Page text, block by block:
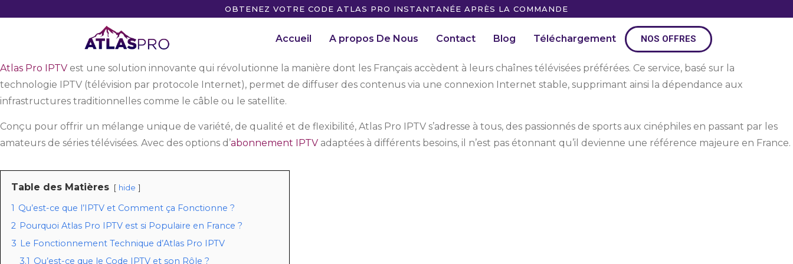
OBTENEZ VOTRE CODE ATLAS PRO INSTANTANÉE APRÈS LA COMMANDE
Accueil A propos De Nous Contact Blog Téléchargement NOS OFFRES
Atlas Pro IPTV est une solution innovante qui révolutionne la manière dont les Français accèdent à leurs chaînes télévisées préférées. Ce service, basé sur la
technologie IPTV (télévision par protocole Internet), permet de diffuser des contenus via une connexion Internet stable, supprimant ainsi la dépendance aux
infrastructures traditionnelles comme le câble ou le satellite.
Conçu pour offrir un mélange unique de variété, de qualité et de flexibilité, Atlas Pro IPTV s’adresse à tous, des passionnés de sports aux cinéphiles en passant par les
amateurs de séries télévisées. Avec des options d’abonnement IPTV adaptées à différents besoins, il n’est pas étonnant qu’il devienne une référence majeure en France.
Table des Matières hide
1 Qu’est-ce que l’IPTV et Comment ça Fonctionne ?
2 Pourquoi Atlas Pro IPTV est si Populaire en France ?
3 Le Fonctionnement Technique d’Atlas Pro IPTV
3.1 Qu’est-ce que le Code IPTV et son Rôle ?